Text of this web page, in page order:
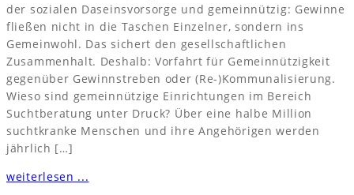
der sozialen Daseinsvorsorge und gemeinnützig: Gewinne
fließen nicht in die Taschen Einzelner, sondern ins
Gemeinwohl. Das sichert den gesellschaftlichen
Zusammenhalt. Deshalb: Vorfahrt für Gemeinnützigkeit
gegenüber Gewinnstreben oder (Re-)Kommunalisierung.
Wieso sind gemeinnützige Einrichtungen im Bereich
Suchtberatung unter Druck? Über eine halbe Million
suchtkranke Menschen und ihre Angehörigen werden
jährlich […]
weiterlesen ...